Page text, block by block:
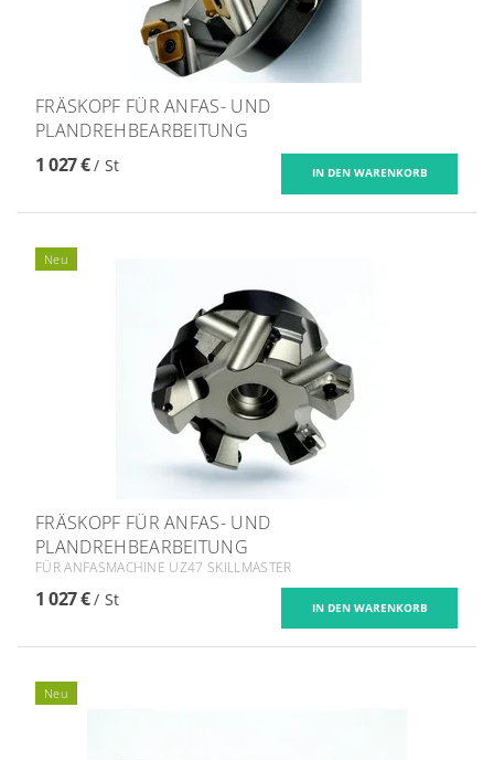
FRÄSKOPF FÜR ANFAS- UND
PLANDREHBEARBEITUNG
1 027 €/ St
Neu
FRÄSKOPF FÜR ANFAS- UND
PLANDREHBEARBEITUNG
FÜR ANFASMACHINE UZ47 SKILLMASTER
1 027 €/ St
Neu